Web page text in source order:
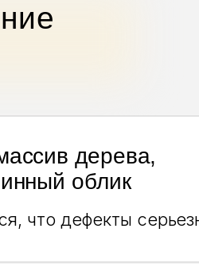
дерева,
облик
что дефекты